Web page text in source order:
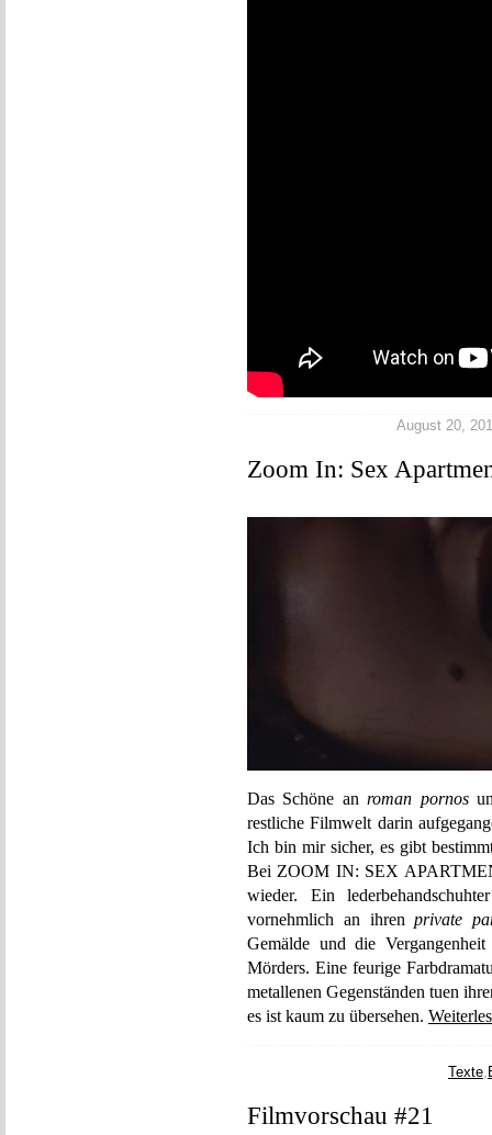
August 20,
Zoom In: Sex
Das Schöne anroman pornos
restliche Filmwelt darin
Ich bin mir sicher, es gibt
Bei ZOOM IN: SEX
wieder. Ein
vornehmlich an ihrenprivate
Gemälde und die
Mörders. Eine feurige
metallenen Gegenständen tuen
es ist kaum zu übersehen.
Texte,
Filmvorschau #21